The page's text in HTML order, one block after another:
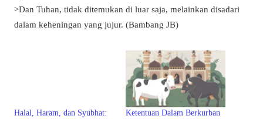
>Dan Tuhan, tidak ditemukan di luar saja, melainkan disadari
dalam keheningan yang jujur. (Bambang JB)
Halal, Haram, dan Syubhat:
Ketentuan Dalam Berkurban